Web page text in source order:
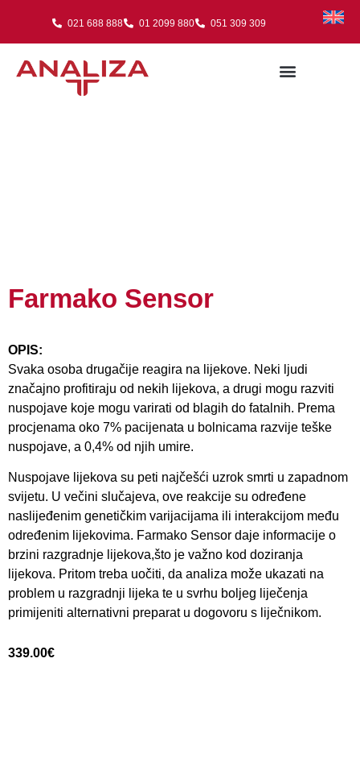
021 688 888 01 2099 880 051 309 309
Farmako Sensor
OPIS:
Svaka osoba drugačije reagira na lijekove. Neki ljudi
značajno profitiraju od nekih lijekova, a drugi mogu razviti
nuspojave koje mogu varirati od blagih do fatalnih. Prema
procjenama oko 7% pacijenata u bolnicama razvije teške
nuspojave, a 0,4% od njih umire.
Nuspojave lijekova su peti najčešći uzrok smrti u zapadnom
svijetu. U večini slučajeva, ove reakcije su određene
naslijeđenim genetičkim varijacijama ili interakcijom među
određenim lijekovima. Farmako Sensor daje informacije o
brzini razgradnje lijekova,što je važno kod doziranja
lijekova. Pritom treba uočiti, da analiza može ukazati na
problem u razgradnji lijeka te u svrhu boljeg liječenja
primijeniti alternativni preparat u dogovoru s liječnikom.
339.00€